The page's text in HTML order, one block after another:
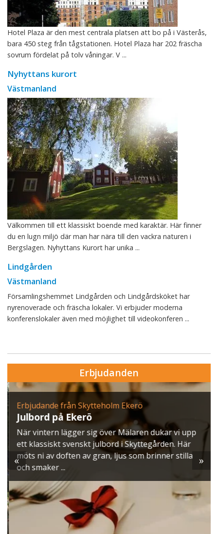
Hotel Plaza är den mest centrala platsen att bo på i Västerås,
bara 450 steg från tågstationen. Hotel Plaza har 202 fräscha
sovrum fördelat på tolv våningar. V ...
Nyhyttans kurort
Västmanland
Välkommen till ett klassiskt boende med karaktär. Här finner
du en lugn miljö där man har nära till den vackra naturen i
Bergslagen. Nyhyttans Kurort har unika ...
Lindgården
Västmanland
Församlingshemmet Lindgården och Lindgårdsköket har
nyrenoverade och fräscha lokaler. Vi erbjuder moderna
konferenslokaler även med möjlighet till videokonferen ...
Erbjudanden
Erbjudande från Skytteholm Ekerö
Julbord på Ekerö
När vintern lägger sig över Mälaren dukar vi upp
ett klassiskt svenskt julbord i Skyttegården. Här
möts ni av doften av gran, ljus som brinner stilla
och smaker ...
« »